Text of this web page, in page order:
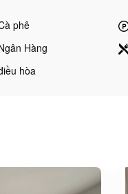
phê
Hàng
hòa